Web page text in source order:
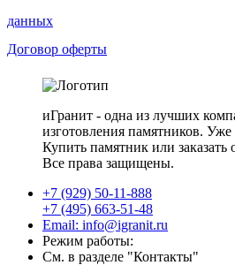
данных
Договор оферты
иГранит - одна из лучших
изготовления памятников. Уже
Купить памятник или заказать
Все права защищены.
+7 (929) 50-11-888
+7 (495) 663-51-48
Email: info@igranit.ru
Режим работы:
См. в разделе "Контакты"